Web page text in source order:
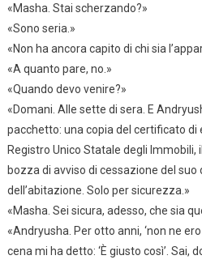
«Masha. Stai scherzando?»
«Sono seria.»
«Non ha ancora capito di chi sia
«A quanto pare, no.»
«Quando devo venire?»
«Domani. Alle sette di sera. E
pacchetto: una copia del certificato di
Registro Unico Statale degli Immobili,
bozza di avviso di cessazione del
dell’abitazione. Solo per sicurezza.»
«Masha. Sei sicura, adesso, che sia
«Andryusha. Per otto anni, ‘non ne
cena mi ha detto: ‘È giusto così’. Sai,